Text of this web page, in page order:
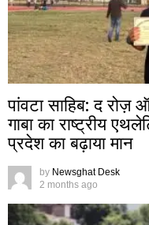
पांवटा साहिब: द रोज़
गाबा का राष्ट्रीय
प्रदेश का बढ़ाया मान
by Newsghat Desk
2 months ago